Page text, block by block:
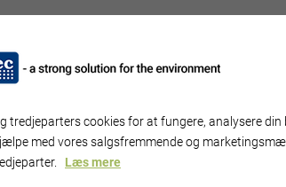
with screw
850 mm
tredjeparters cookies for at fungere, analysere din
med vores salgsfremmende og
Læs mere